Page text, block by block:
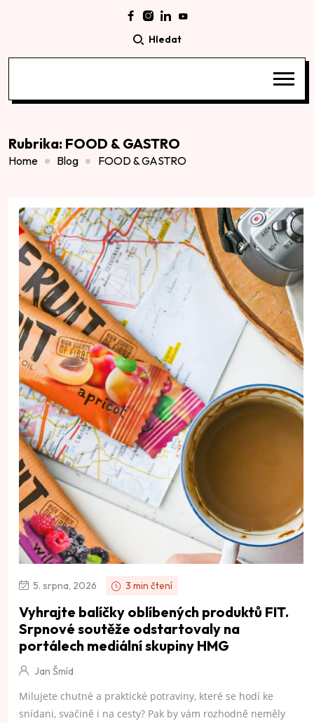
Hledat
Rubrika: FOOD & GASTRO
Home Blog FOOD & GASTRO
5. srpna, 2026 3 min čtení
Vyhrajte balíčky oblíbených produktů FIT.
Srpnové soutěže odstartovaly na
portálech mediální skupiny HMG
Jan Šmíd
Milujete chutné a praktické potraviny, které se hodí ke
snídani, svačině i na cesty? Pak by vám rozhodně neměly